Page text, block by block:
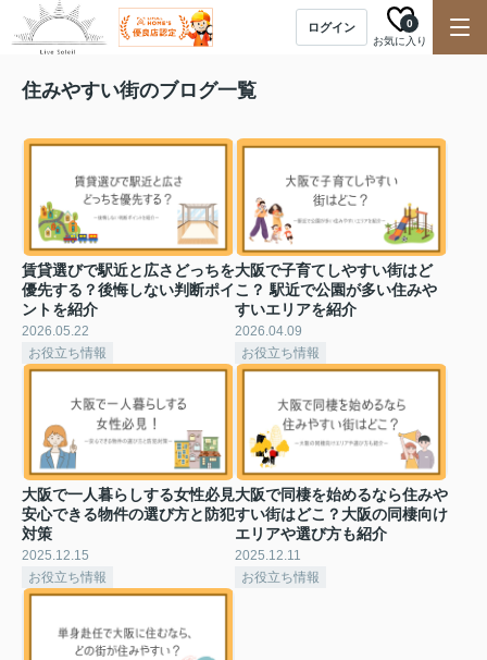
ログイン
お気に入り
0
住みやすい街のブログ一覧
賃貸選びで駅近と広さどっちを
優先する？後悔しない判断ポイ
ントを紹介
2026.05.22
お役立ち情報
大阪で子育てしやすい街はど
こ？ 駅近で公園が多い住みや
すいエリアを紹介
2026.04.09
お役立ち情報
大阪で一人暮らしする女性必見
安心できる物件の選び方と防犯
対策
2025.12.15
お役立ち情報
大阪で同棲を始めるなら住みや
すい街はどこ？大阪の同棲向け
エリアや選び方も紹介
2025.12.11
お役立ち情報